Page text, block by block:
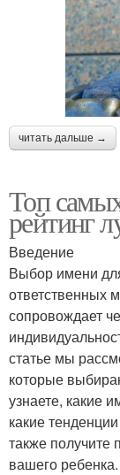
читать дальше →
Топ
рейтинг
Введение
Выбор имени
ответственных
сопровождает
статье мы
которые
узнаете, какие
какие
также
вашего ребенка.